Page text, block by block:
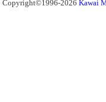
Copyright©1996-2026 Kawai